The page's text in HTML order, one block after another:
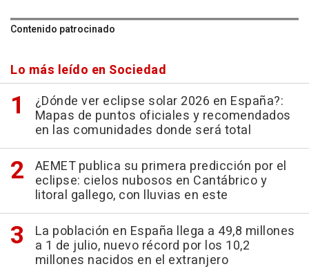
Contenido patrocinado
Lo más leído en Sociedad
¿Dónde ver eclipse solar 2026 en España?:
Mapas de puntos oficiales y recomendados
en las comunidades donde será total
AEMET publica su primera predicción por el
eclipse: cielos nubosos en Cantábrico y
litoral gallego, con lluvias en este
La población en España llega a 49,8 millones
a 1 de julio, nuevo récord por los 10,2
millones nacidos en el extranjero